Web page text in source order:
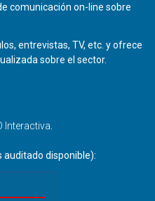
comunicación on-line sobre
entrevistas, TV, etc. y ofrece
sobre el sector.
Interactiva
auditado disponible):